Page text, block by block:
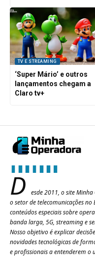
TV E STREAMING
‘Super Mário’ e outros
lançamentos chegam a
Claro tv+
D
esde 2011, o site
o setor de telecomunicações
conteúdos especiais sobre
banda larga, 5G, streaming e
Nosso objetivo é explicar
novidades tecnológicas de
e profissionais a entenderem o